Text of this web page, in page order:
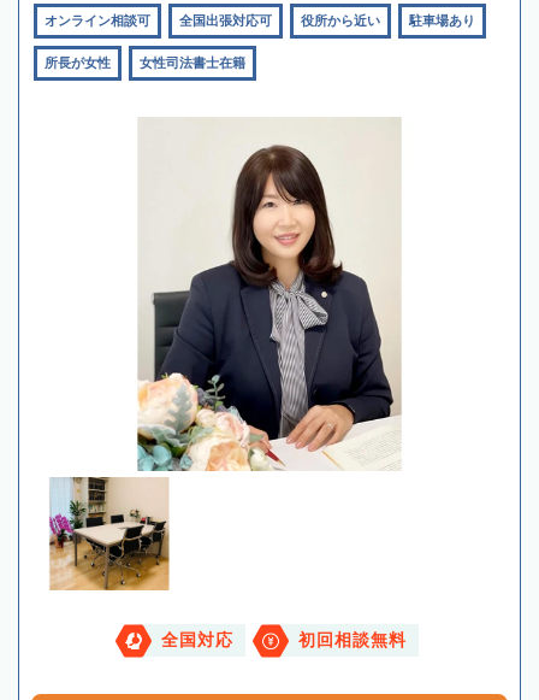
オンライン相談可 全国出張対応可 役所から近い 駐車場あり
所長が女性 女性司法書士在籍
全国対応 初回相談無料